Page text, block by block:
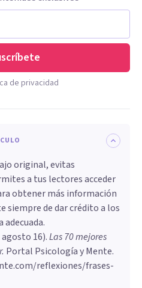
de privacidad
original, evitas
a tus lectores acceder
obtener más información
siempre de dar crédito a los
agosto 16).Las 70 mejores
. Portal Psicología y Mente.
reflexiones/frases-